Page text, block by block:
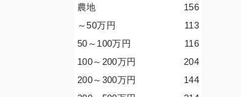
156
農地
113
～50万円
116
50～100万円
204
100～200万円
144
200～300万円